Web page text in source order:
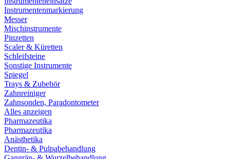
Instrumentenmarkierung
Messer
Mischinstrumente
Pinzetten
Scaler & Küretten
Schleifsteine
Sonstige Instrumente
Spiegel
Trays & Zubehör
Zahnreiniger
Zahnsonden, Paradontometer
Alles anzeigen
Pharmazeutika
Pharmazeutika
Anästhetika
Dentin- & Pulpabehandlung